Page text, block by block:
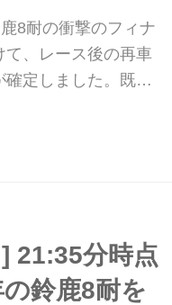
8耐の衝撃のフィナ
て、レース後の再車
定しました。既報
）が優勝！ となり
21:35分時点
鈴鹿8耐を